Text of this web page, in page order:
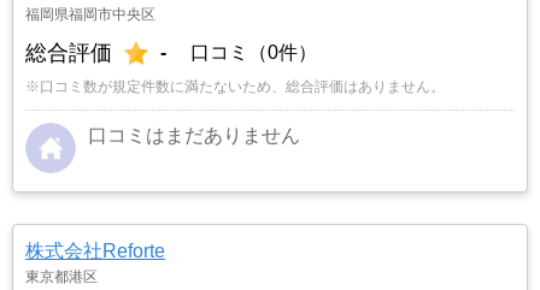
福岡県福岡市中央区
総合評価 - 口コミ（0件）
※口コミ数が規定件数に満たないため、総合評価はありません。
口コミはまだありません
株式会社Reforte
東京都港区